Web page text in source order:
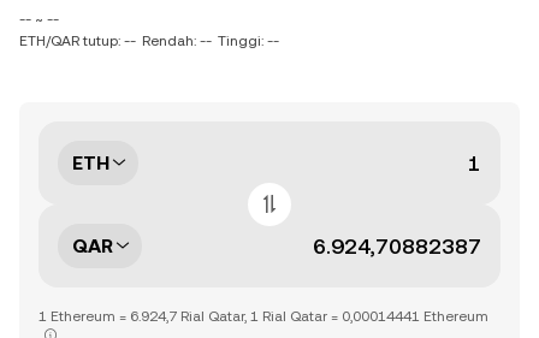
-- ~ --
ETH/QAR tutup: -- Rendah: -- Tinggi: --
ETH
QAR
1 Ethereum = 6.924,7 Rial Qatar, 1 Rial Qatar = 0,00014441 Ethereum